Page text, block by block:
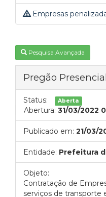
Empresas
Pesquisa Avançada
Pregão
Status: Aberta
Abertura: 31/03/2022
Publicado em: 21/03/
Entidade: Prefeitura
Objeto:
Contratação de
serviços de transporte